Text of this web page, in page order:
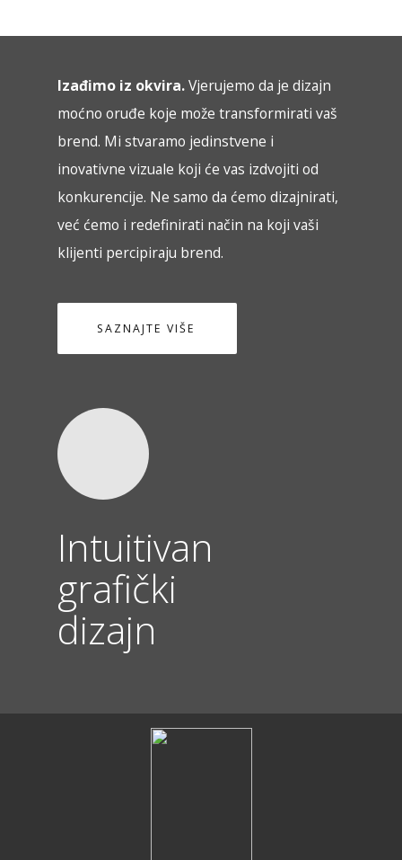
Izađimo iz okvira.Vjerujemo da je dizajn
moćno oruđe koje može transformirati vaš
brend. Mi stvaramo jedinstvene i
inovativne vizuale koji će vas izdvojiti od
konkurencije. Ne samo da ćemo dizajnirati,
već ćemo i redefinirati način na koji vaši
klijenti percipiraju brend.
SAZNAJTE VIŠE
Intuitivan
grafički
dizajn